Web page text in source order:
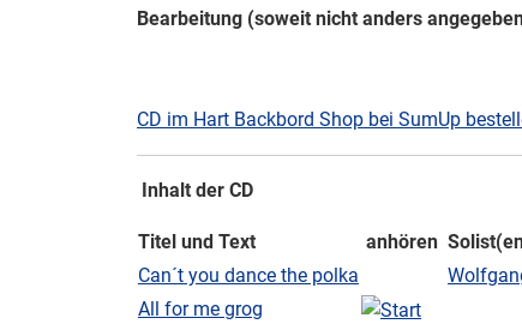
Bearbeitung (soweit nicht anders
CD im Hart Backbord Shop bei SumUp
Inhalt der CD
Titel und Text anhören
Can´t you dance the polka
All for me grog